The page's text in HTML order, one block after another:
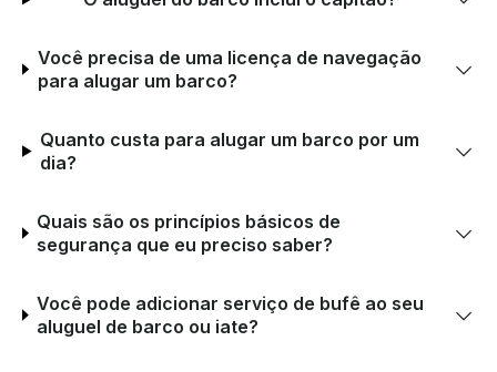
Você precisa de uma licença de navegação
para alugar um barco?
Quanto custa para alugar um barco por um
dia?
Quais são os princípios básicos de
segurança que eu preciso saber?
Você pode adicionar serviço de bufê ao seu
aluguel de barco ou iate?